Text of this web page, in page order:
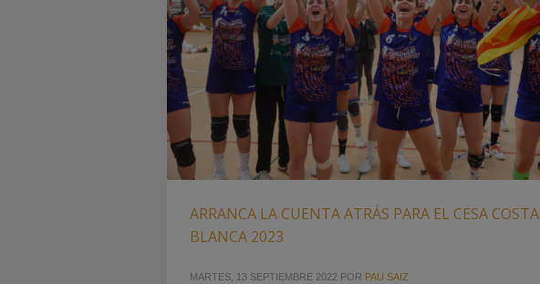
ARRANCA LA CUENTA ATRÁS PARA EL CESA COSTA
BLANCA 2023
MARTES, 13 SEPTIEMBRE 2022 POR PAU SAIZ